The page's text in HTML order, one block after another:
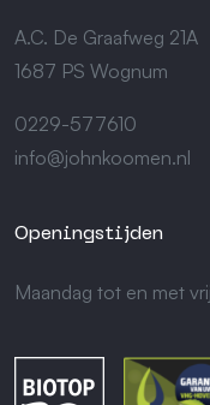
A.C. De Graafweg 21A
1687 PS Wognum
0229-577610
info@johnkoomen.nl
Openingstijden
Maandag tot en met